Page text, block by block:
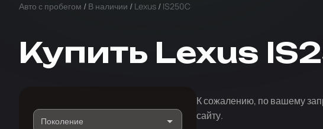
Авто с пробегом / В наличии / Lexus / IS250C
Купить Lexus
К сожалению, по вашему
сайту.